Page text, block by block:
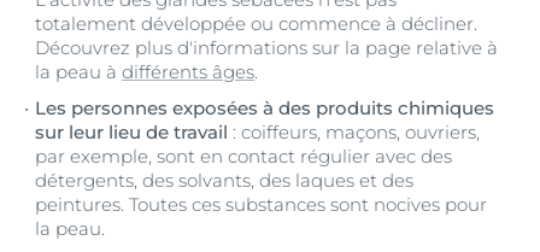
totalement développée ou commence à décliner.
Découvrez plus d'informations sur la page relative à
la peau à différents âges.
Les personnes exposées à des produits chimiques
sur leur lieu de travail : coiffeurs, maçons, ouvriers,
par exemple, sont en contact régulier avec des
détergents, des solvants, des laques et des
peintures. Toutes ces substances sont nocives pour
la peau.